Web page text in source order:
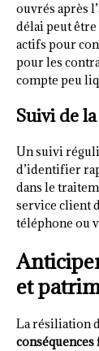
ouvrés après
délai peut être
actifs pour
pour les
compte peu
Suivi de
Un suivi
d’identifier
dans le
service client
téléphone ou
et
La résiliation
conséquences